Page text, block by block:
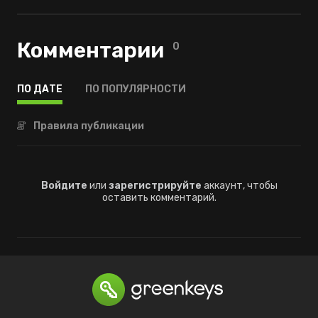
Комментарии 0
ПО ДАТЕ ПО ПОПУЛЯРНОСТИ
Правила публикации
Войдите или зарегистрируйте аккаунт, чтобы
оставить комментарий.